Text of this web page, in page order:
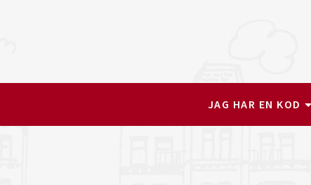
JAG HAR EN KOD